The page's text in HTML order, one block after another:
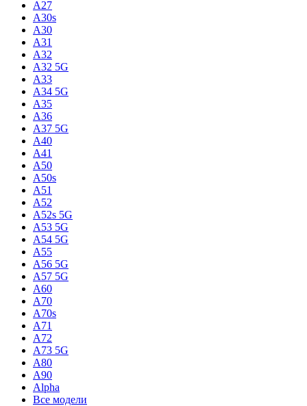
A27
A30s
A30
A31
A32
A32 5G
A33
A34 5G
A35
A36
A37 5G
A40
A41
A50
A50s
A51
A52
A52s 5G
A53 5G
A54 5G
A55
A56 5G
A57 5G
A60
A70
A70s
A71
A72
A73 5G
A80
A90
Alpha
Все модели